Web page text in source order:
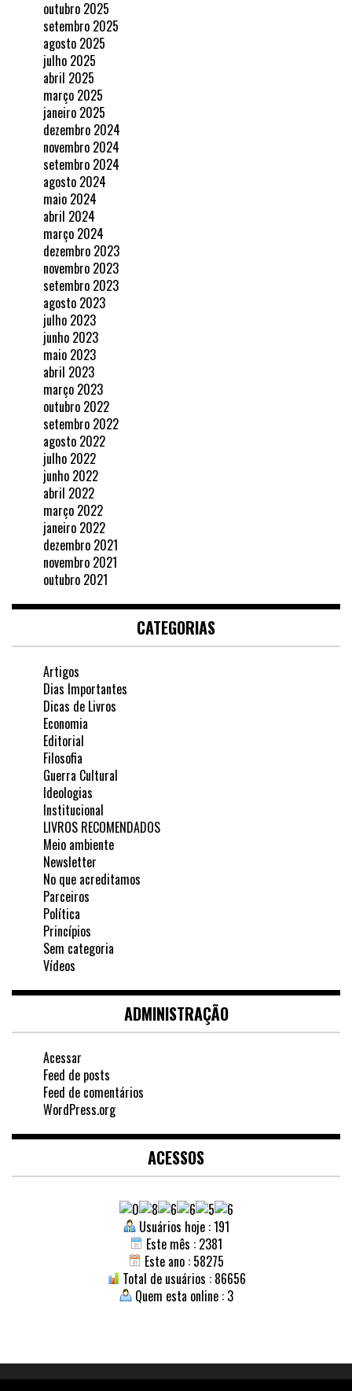
outubro 2025
setembro 2025
agosto 2025
julho 2025
abril 2025
março 2025
janeiro 2025
dezembro 2024
novembro 2024
setembro 2024
agosto 2024
maio 2024
abril 2024
março 2024
dezembro 2023
novembro 2023
setembro 2023
agosto 2023
julho 2023
junho 2023
maio 2023
abril 2023
março 2023
outubro 2022
setembro 2022
agosto 2022
julho 2022
junho 2022
abril 2022
março 2022
janeiro 2022
dezembro 2021
novembro 2021
outubro 2021
CATEGORIAS
Artigos
Dias Importantes
Dicas de Livros
Economia
Editorial
Filosofia
Guerra Cultural
Ideologias
Institucional
LIVROS RECOMENDADOS
Meio ambiente
Newsletter
No que acreditamos
Parceiros
Política
Princípios
Sem categoria
Vídeos
ADMINISTRAÇÃO
Acessar
Feed de posts
Feed de comentários
WordPress.org
ACESSOS
Usuários hoje : 191
Este mês : 2381
Este ano : 58275
Total de usuários : 86656
Quem esta online : 3